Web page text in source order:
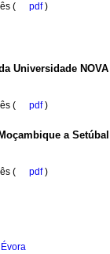
( pdf)
Universidade
( pdf)
a
( pdf)